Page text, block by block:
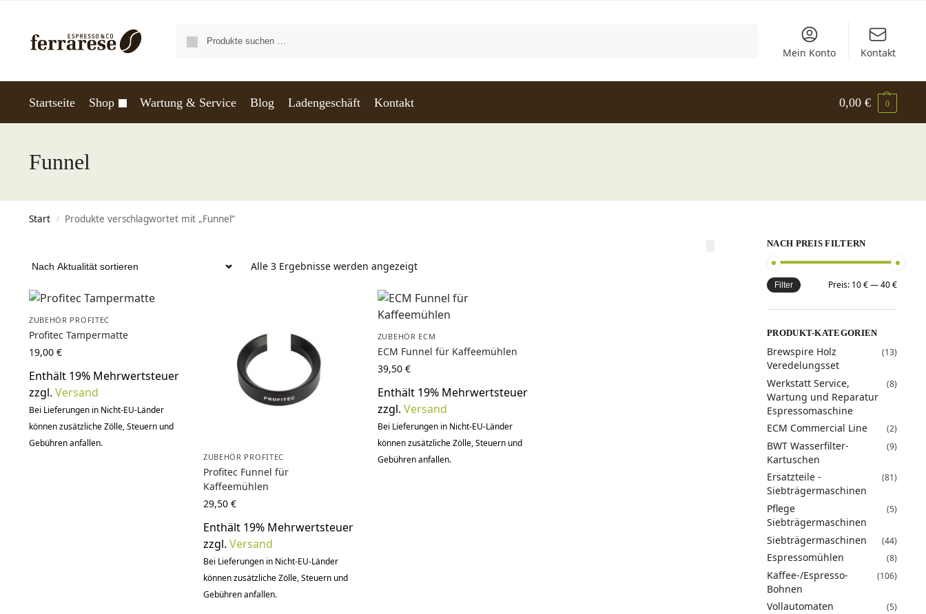
Mein Konto Kontakt
Startseite Shop Wartung & Service Blog Ladengeschäft Kontakt 0,00€ 0
Funnel
Start / Produkte verschlagwortet mit „Funnel“
Alle 3 Ergebnisse werden angezeigt
ZUBEHÖR PROFITEC
Profitec Tampermatte
19,00 €
Enthält 19% Mehrwertsteuer
zzgl. Versand
Bei Lieferungen in Nicht-EU-Länder
können zusätzliche Zölle, Steuern und
Gebühren anfallen.
ZUBEHÖR PROFITEC
Profitec Funnel für
Kaffeemühlen
29,50 €
Enthält 19% Mehrwertsteuer
zzgl. Versand
Bei Lieferungen in Nicht-EU-Länder
können zusätzliche Zölle, Steuern und
Gebühren anfallen.
ZUBEHÖR ECM
ECM Funnel für Kaffeemühlen
39,50 €
Enthält 19% Mehrwertsteuer
zzgl. Versand
Bei Lieferungen in Nicht-EU-Länder
können zusätzliche Zölle, Steuern und
Gebühren anfallen.
NACH PREIS FILTERN
Filter Preis: 10 €—40 €
PRODUKT-KATEGORIEN
Brewspire Holz
Veredelungsset
(13)
Werkstatt Service,
Wartung und Reparatur
Espressomaschine
(8)
ECM Commercial Line (2)
BWT Wasserfilter-
Kartuschen
(9)
Ersatzteile -
Siebträgermaschinen
(81)
Pflege
Siebträgermaschinen
(5)
Siebträgermaschinen (44)
Espressomühlen (8)
Kaffee-/Espresso-
Bohnen
(106)
Vollautomaten (5)